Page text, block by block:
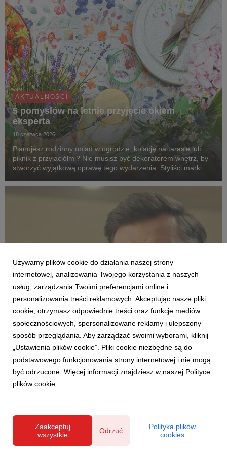
AKTUALNOŚCI
5 pomysłów na letnie przyjęcie okiem
eksperta
18 czerwca 2026
Planujesz rodzinny obiad w ogrodzie, kolację na tarasie lub
piknik z przyjaciółmi? Nie musisz być dekoratorem wnętrz, by
stworzyć wyjątkową oprawę tego wydarzenia. Styliści marki
zmienią zwykłe spotkanie na świeżym ...
AKTUALNOŚCI
Modne, stylowe, ładne – nie zawsze drogie.
Agata o różnych kategoriach cenowych
produktów w nowej reklamie
12 czerwca 2026
Percepcja wysokiej ceny nie zawsze jest zgodna z
rzeczywistością – szczególnie jeśli mowa o wystroju wnętrz. Do
tej znanej z życia sytuacji odwołuje się w najnowszej reklamie
Używamy plików cookie do działania naszej strony
internetowej, analizowania Twojego korzystania z naszych
usług, zarządzania Twoimi preferencjami online i
personalizowania treści reklamowych. Akceptując nasze pliki
cookie, otrzymasz odpowiednie treści oraz funkcje mediów
społecznościowych, spersonalizowane reklamy i ulepszony
sposób przeglądania. Aby zarządzać swoimi wyborami, kliknij
„Ustawienia plików cookie”. Pliki cookie niezbędne są do
podstawowego funkcjonowania strony internetowej i nie mogą
być odrzucone. Więcej informacji znajdziesz w naszej Polityce
plików cookie.
Zaakceptuj
wszystkie
Odrzuć
Polityka plików
cookies